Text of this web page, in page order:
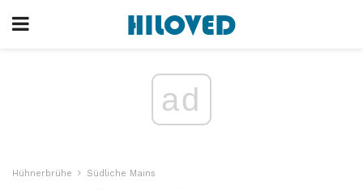
ad
Hühnerbrühe Südliche Mains